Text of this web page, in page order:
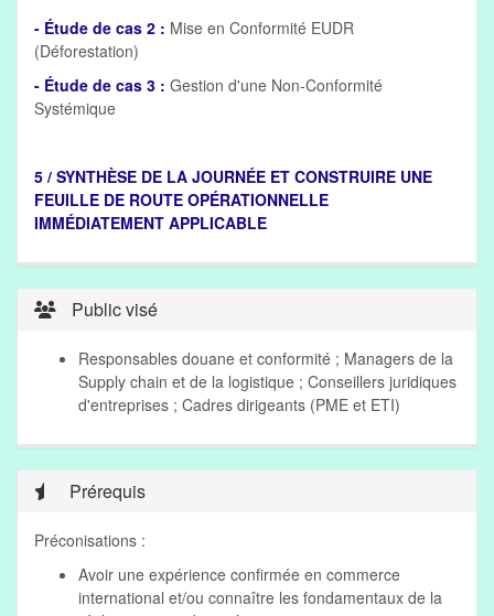
- Étude de cas 2 : Mise en Conformité EUDR
(Déforestation)
- Étude de cas 3 : Gestion d'une Non-Conformité
Systémique
5 / SYNTHÈSE DE LA JOURNÉE ET CONSTRUIRE UNE
FEUILLE DE ROUTE OPÉRATIONNELLE
IMMÉDIATEMENT APPLICABLE
Public visé
Responsables douane et conformité ; Managers de la
Supply chain et de la logistique ; Conseillers juridiques
d'entreprises ; Cadres dirigeants (PME et ETI)
Prérequis
Préconisations :
Avoir une expérience confirmée en commerce
international et/ou connaître les fondamentaux de la